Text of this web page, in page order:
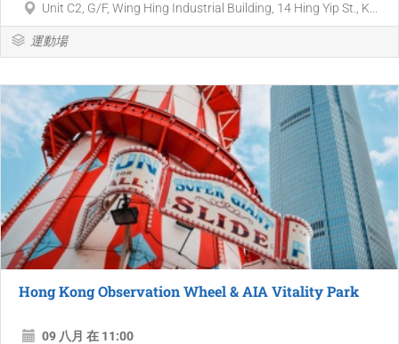
Unit C2, G/F, Wing Hing Industrial Building, 14 Hing Yip St., K...
運動場
Hong Kong Observation Wheel & AIA Vitality Park
09 八月 在 11:00